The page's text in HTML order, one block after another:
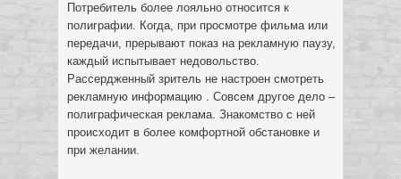
Потребитель более лояльно относится к
полиграфии. Когда, при просмотре фильма или
передачи, прерывают показ на рекламную паузу,
каждый испытывает недовольство.
Рассердженный зритель не настроен смотреть
рекламную информацию . Совсем другое дело –
полиграфическая реклама. Знакомство с ней
происходит в более комфортной обстановке и
при желании.